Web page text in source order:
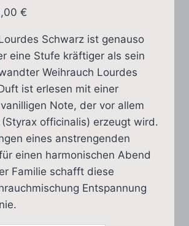
€
bis
49,00 €
Schwarz ist genauso
eine Stufe kräftiger als sein
Weihrauch Lourdes
ist erlesen mit einer
Note, der vor allem
officinalis) erzeugt wird.
eines anstrengenden
einen harmonischen Abend
Familie schafft diese
Entspannung